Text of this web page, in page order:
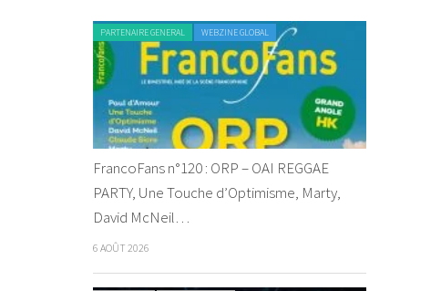
PARTENAIRE GENERAL WEBZINE GLOBAL
FrancoFans n°120 : ORP – OAI REGGAE
PARTY, Une Touche d’Optimisme, Marty,
David McNeil…
6 AOÛT 2026